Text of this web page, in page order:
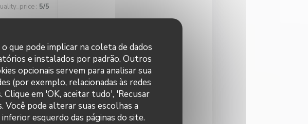
que pode implicar na coleta de dados
e instalados por padrão. Outros
opcionais servem para analisar sua
(por exemplo, relacionadas às redes
em 'OK, aceitar tudo', 'Recusar
pode alterar suas escolhas a
esquerdo das páginas do site.
: 5/5
: /5